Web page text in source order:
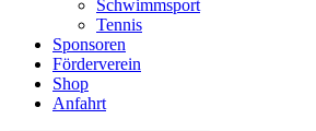
Schwimmsport
Tennis
Sponsoren
Förderverein
Shop
Anfahrt